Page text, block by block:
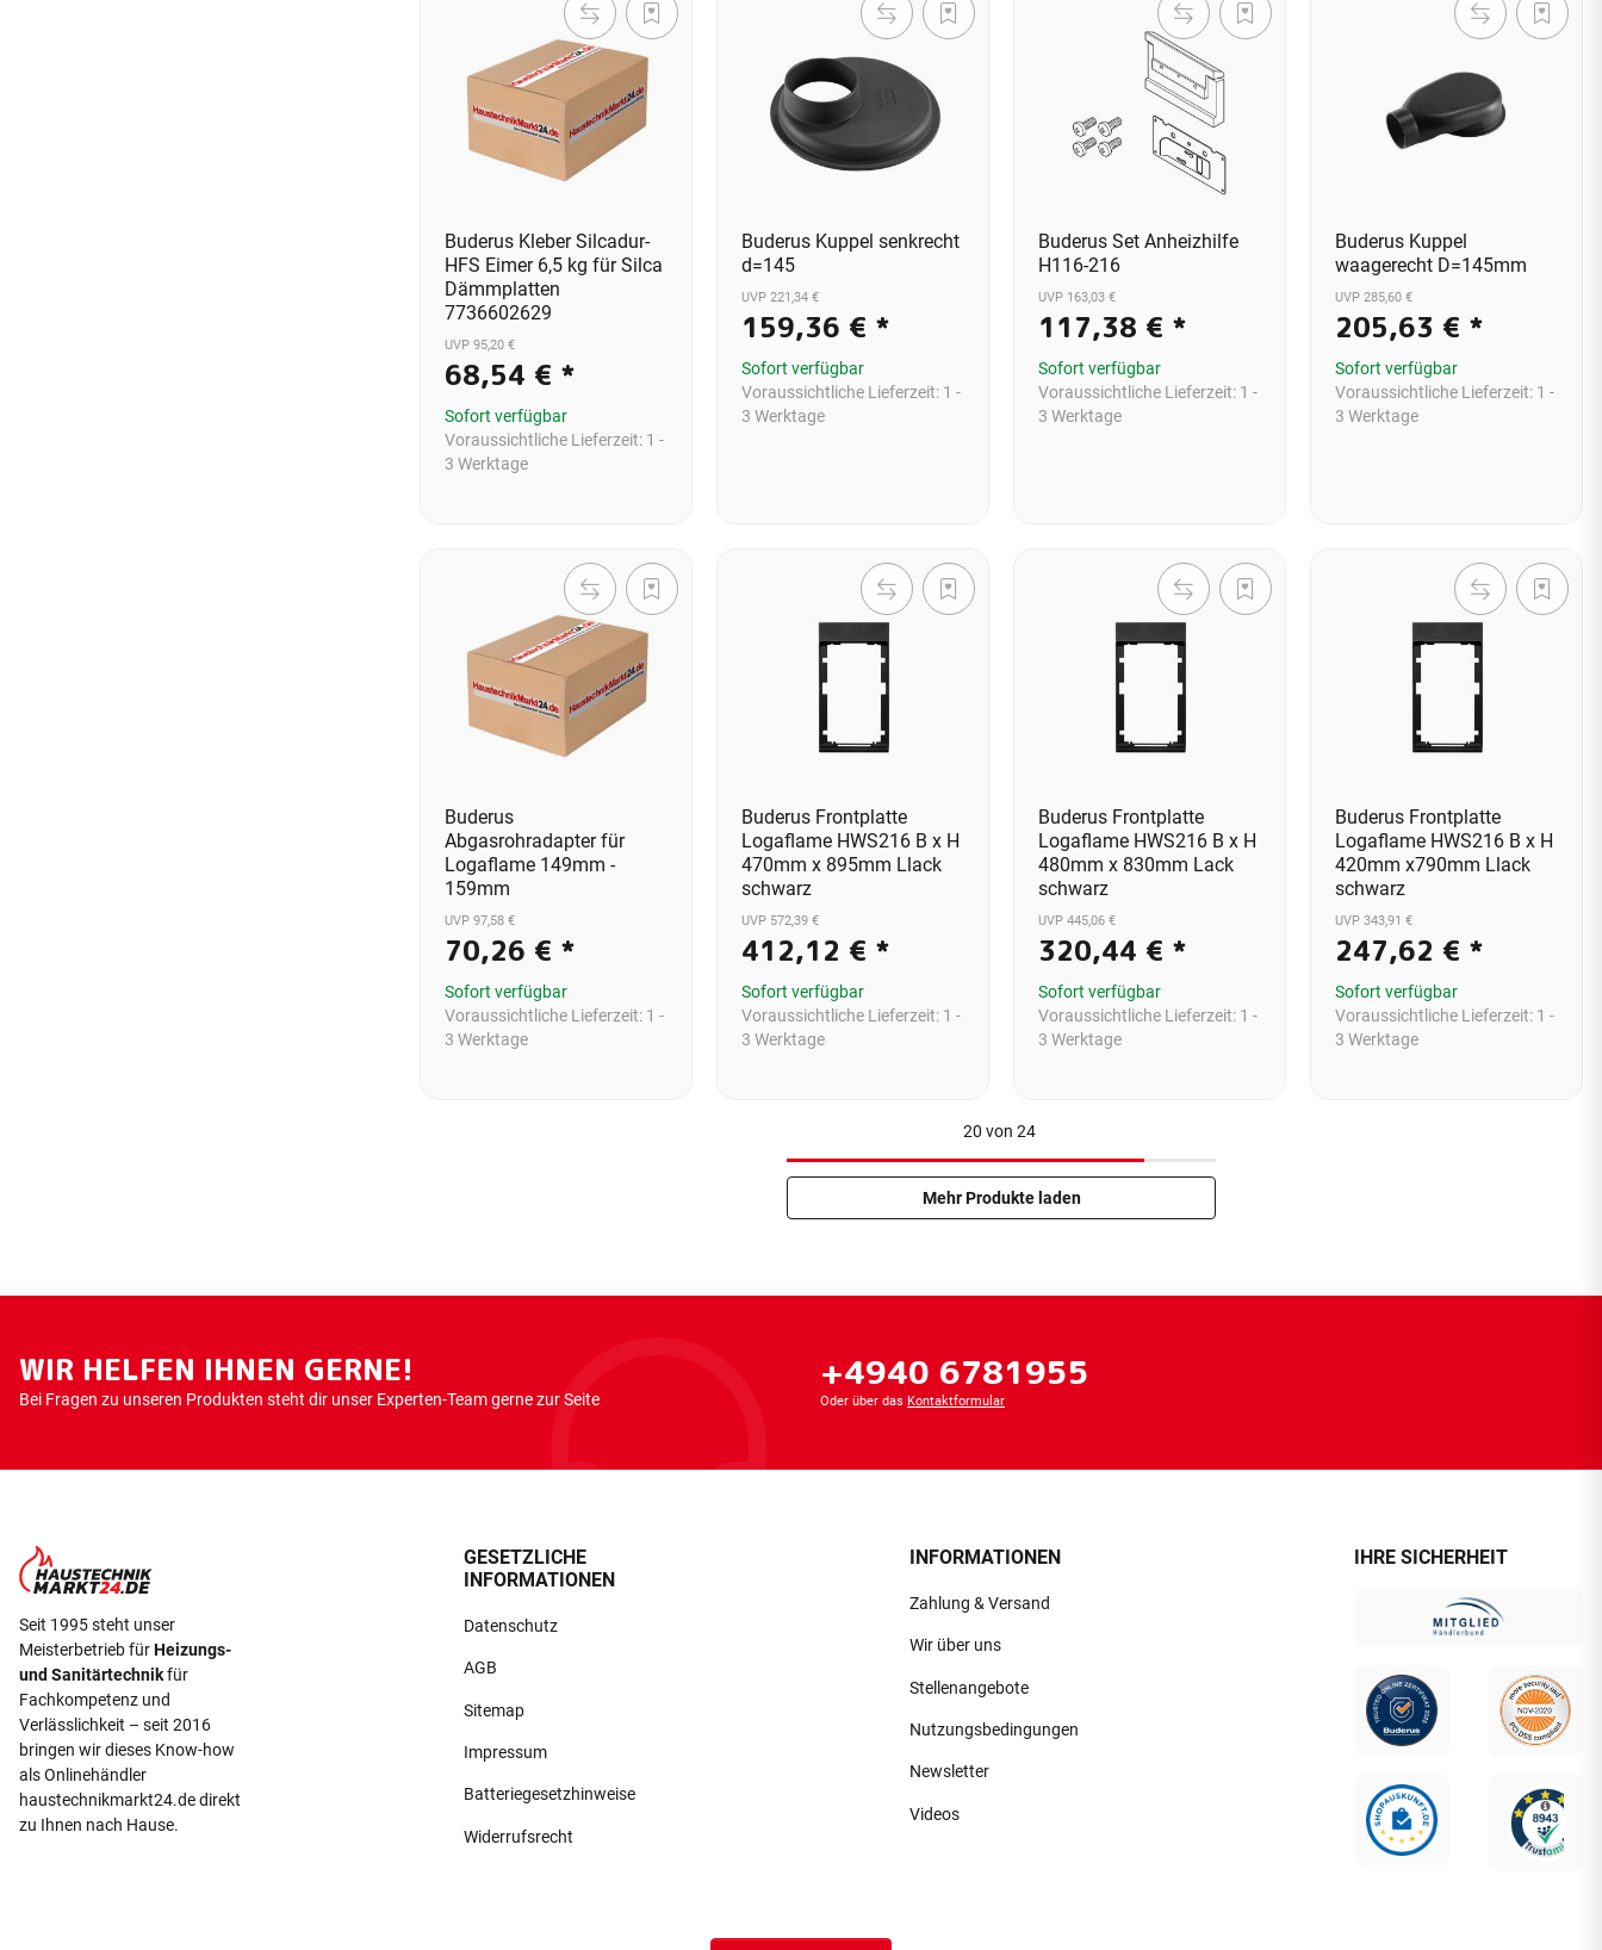
Buderus Kleber Silcadur-
HFS Eimer 6,5 kg für Silca
Dämmplatten
7736602629
UVP 95,20 €
68,54 € *
Sofort verfügbar
Voraussichtliche Lieferzeit: 1 -
3 Werktage
Buderus Kuppel senkrecht
d=145
UVP 221,34 €
159,36 € *
Sofort verfügbar
Voraussichtliche Lieferzeit: 1 -
3 Werktage
Buderus Set Anheizhilfe
H116-216
UVP 163,03 €
117,38 € *
Sofort verfügbar
Voraussichtliche Lieferzeit: 1 -
3 Werktage
Buderus Kuppel
waagerecht D=145mm
UVP 285,60 €
205,63 € *
Sofort verfügbar
Voraussichtliche Lieferzeit: 1 -
3 Werktage
Buderus
Abgasrohradapter für
Logaflame 149mm -
159mm
UVP 97,58 €
70,26 € *
Sofort verfügbar
Voraussichtliche Lieferzeit: 1 -
3 Werktage
Buderus Frontplatte
Logaflame HWS216 B x H
470mm x 895mm Llack
schwarz
UVP 572,39 €
412,12 € *
Sofort verfügbar
Voraussichtliche Lieferzeit: 1 -
3 Werktage
Buderus Frontplatte
Logaflame HWS216 B x H
480mm x 830mm Lack
schwarz
UVP 445,06 €
320,44 € *
Sofort verfügbar
Voraussichtliche Lieferzeit: 1 -
3 Werktage
Buderus Frontplatte
Logaflame HWS216 B x H
420mm x790mm Llack
schwarz
UVP 343,91 €
247,62 € *
Sofort verfügbar
Voraussichtliche Lieferzeit: 1 -
3 Werktage
20 von 24
Mehr Produkte laden
WIR HELFEN IHNEN GERNE!
Bei Fragen zu unseren Produkten steht dir unser Experten-Team gerne zur Seite
+4940 6781955
Oder über das Kontaktformular
Seit 1995 steht unser
Meisterbetrieb fürHeizungs-
und Sanitärtechnikfür
Fachkompetenz und
Verlässlichkeit – seit 2016
bringen wir dieses Know-how
als Onlinehändler
haustechnikmarkt24.de direkt
zu Ihnen nach Hause.
GESETZLICHE
INFORMATIONEN
Datenschutz
AGB
Sitemap
Impressum
Batteriegesetzhinweise
Widerrufsrecht
INFORMATIONEN
Zahlung & Versand
Wir über uns
Stellenangebote
Nutzungsbedingungen
Newsletter
Videos
IHRE SICHERHEIT